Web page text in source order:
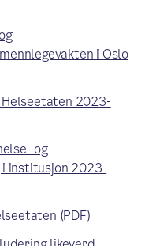
i Oslo
2023-
og
institusjon 2023-
(PDF)